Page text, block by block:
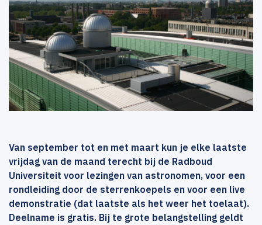
Van september tot en met maart kun je elke laatste
vrijdag van de maand terecht bij de Radboud
Universiteit voor lezingen van astronomen, voor een
rondleiding door de sterrenkoepels en voor een live
demonstratie (dat laatste als het weer het toelaat).
Deelname is gratis. Bij te grote belangstelling geldt